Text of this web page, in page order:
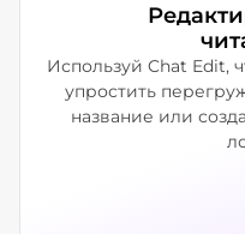
Используй Chat Edit,
упростить
название или